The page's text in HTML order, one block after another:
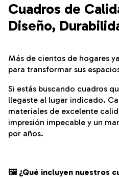
Cuadros de
Diseño,
Más de cientos de hogares
para transformar sus
Si estás buscando cuadros
llegaste al lugar indicado.
materiales de excelente
impresión impecable y un
por años.
🖼️ ¿Qué incluyen nuestros